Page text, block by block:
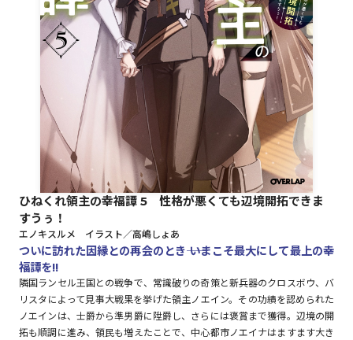
オーバーラップノベルスf
ロサージュノベルス
コミックガルド
コミッククリエ
リキューレ
ひねくれ領主の幸福譚 5 性格が悪くても辺境開拓できま
すうぅ！
エノキスルメ イラスト／高嶋しょあ
ついに訪れた因縁との再会のとき―― いまこそ最大にして最上の幸
福譚を!!
隣国ランセル王国との戦争で、常識破りの奇策と新兵器のクロスボウ、バ
リスタによって見事大戦果を挙げた領主ノエイン。その功績を認められた
ノエインは、士爵から準男爵に陞爵し、さらには褒賞まで獲得。辺境の開
拓も順調に進み、領民も増えたことで、中心都市ノエイナはますます大き